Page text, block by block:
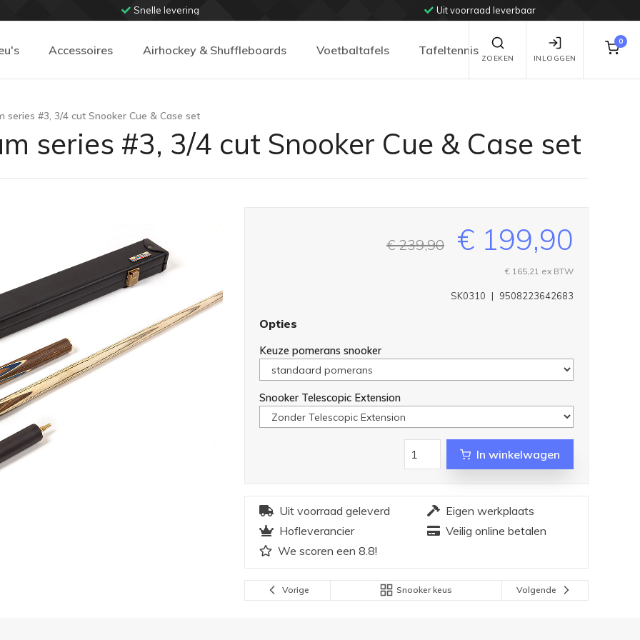
Snelle levering Uit voorraad leverbaar
Accessoires Airhockey & Shuffleboards Voetbaltafels Tafeltennis
ZOEKEN INLOGGEN
0
series #3, 3/4 cut Snooker Cue & Case set
series #3, 3/4 cut Snooker Cue & Case set
€ 239,90 € 199,90
€ 165,21 ex BTW
9508223642683
|
SK0310
Opties
Keuze pomerans snooker
Snooker Telescopic Extension
In winkelwagen
Uit voorraad geleverd
Eigen werkplaats
Hofleverancier
Veilig online betalen
We scoren een 8.8!
Vorige Snooker keus Volgende